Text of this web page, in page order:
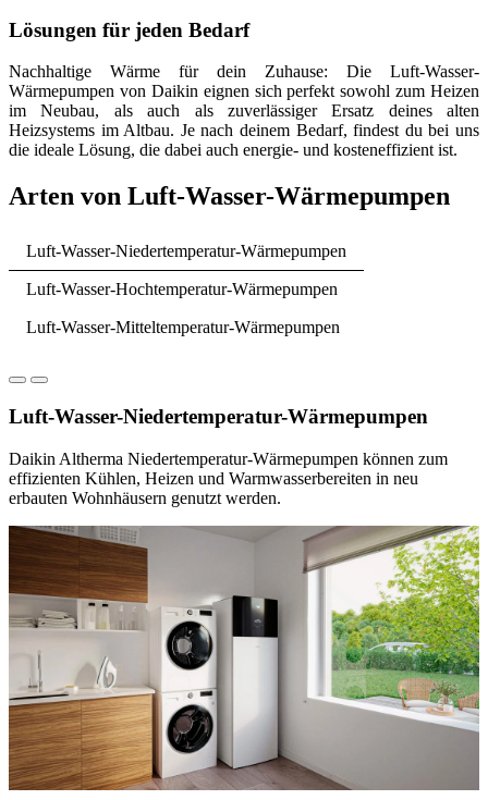
Lösungen für jeden Bedarf
Nachhaltige Wärme für dein Zuhause: Die Luft-Wasser-
Wärmepumpen von Daikin eignen sich perfekt sowohl zum Heizen
im Neubau, als auch als zuverlässiger Ersatz deines alten
Heizsystems im Altbau. Je nach deinem Bedarf, findest du bei uns
die ideale Lösung, die dabei auch energie- und kosteneffizient ist.
Arten von Luft-Wasser-Wärmepumpen
Luft-Wasser-Niedertemperatur-Wärmepumpen
Luft-Wasser-Hochtemperatur-Wärmepumpen
Luft-Wasser-Mitteltemperatur-Wärmepumpen
Luft-Wasser-Niedertemperatur-Wärmepumpen
Daikin Altherma Niedertemperatur-Wärmepumpen können zum
effizienten Kühlen, Heizen und Warmwasserbereiten in neu
erbauten Wohnhäusern genutzt werden.